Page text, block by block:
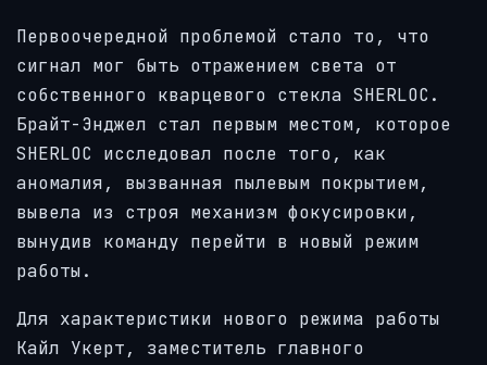
Первоочередной проблемой стало то, что
сигнал мог быть отражением света от
собственного кварцевого стекла SHERLOC.
Брайт-Энджел стал первым местом, которое
SHERLOC исследовал после того, как
аномалия, вызванная пылевым покрытием,
вывела из строя механизм фокусировки,
вынудив команду перейти в новый режим
работы.
Для характеристики нового режима работы
Кайл Укерт, заместитель главного